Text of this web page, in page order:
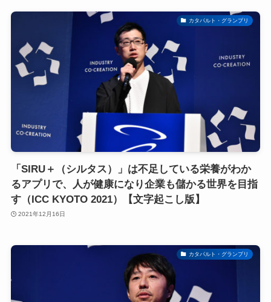
カタパルト・グランプリ
「SIRU＋（シルタス）」は不足している栄養がわか
るアプリで、人が健康になり企業も儲かる世界を目指
す（ICC KYOTO 2021）【文字起こし版】
2021年12月16日
カタパルト・グランプリ